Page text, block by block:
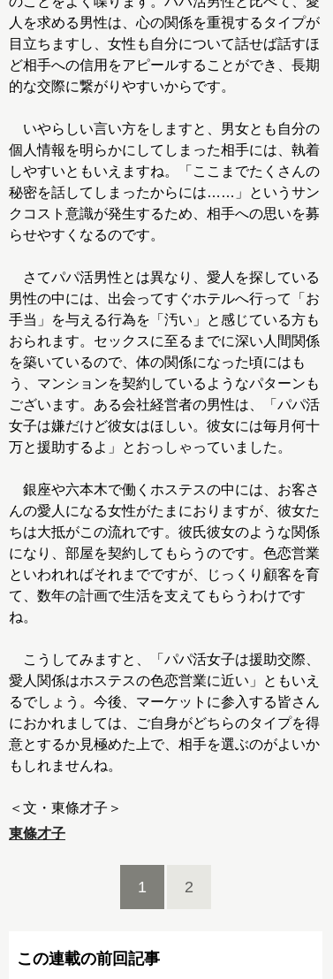
人を求める男性は、心の関係を重視するタイプが
目立ちますし、女性も自分について話せば話すほ
ど相手への信用をアピールすることができ、長期
的な交際に繋がりやすいからです。
いやらしい言い方をしますと、男女とも自分の
個人情報を明らかにしてしまった相手には、執着
しやすいともいえますね。「ここまでたくさんの
秘密を話してしまったからには……」というサン
クコスト意識が発生するため、相手への思いを募
らせやすくなるのです。
さてパパ活男性とは異なり、愛人を探している
男性の中には、出会ってすぐホテルへ行って「お
手当」を与える行為を「汚い」と感じている方も
おられます。セックスに至るまでに深い人間関係
を築いているので、体の関係になった頃にはも
う、マンションを契約しているようなパターンも
ございます。ある会社経営者の男性は、「パパ活
女子は嫌だけど彼女はほしい。彼女には毎月何十
万と援助するよ」とおっしゃっていました。
銀座や六本木で働くホステスの中には、お客さ
んの愛人になる女性がたまにおりますが、彼女た
ちは大抵がこの流れです。彼氏彼女のような関係
になり、部屋を契約してもらうのです。色恋営業
といわれればそれまでですが、じっくり顧客を育
て、数年の計画で生活を支えてもらうわけです
ね。
こうしてみますと、「パパ活女子は援助交際、
愛人関係はホステスの色恋営業に近い」ともいえ
るでしょう。今後、マーケットに参入する皆さん
におかれましては、ご自身がどちらのタイプを得
意とするか見極めた上で、相手を選ぶのがよいか
もしれませんね。
＜文・東條才子＞
東條才子
1 2
この連載の前回記事